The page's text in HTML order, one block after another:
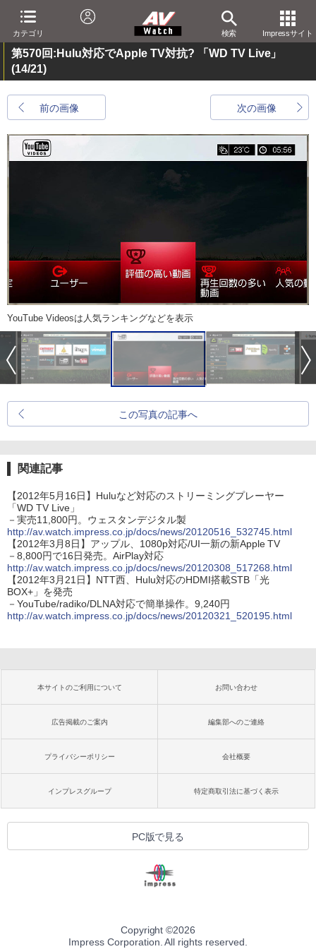
カテゴリ 検索 Impressサイト
第570回:Hulu対応でApple TV対抗? 「WD TV Live」
(14/21)
前の画像 次の画像
YouTube Videosは人気ランキングなどを表示
この写真の記事へ
関連記事
【2012年5月16日】Huluなど対応のストリーミングプレーヤー
「WD TV Live」
－実売11,800円。ウェスタンデジタル製
http://av.watch.impress.co.jp/docs/news/20120516_532745.html
【2012年3月8日】アップル、1080p対応/UI一新の新Apple TV
－8,800円で16日発売。AirPlay対応
http://av.watch.impress.co.jp/docs/news/20120308_517268.html
【2012年3月21日】NTT西、Hulu対応のHDMI搭載STB「光
BOX+」を発売
－YouTube/radiko/DLNA対応で簡単操作。9,240円
http://av.watch.impress.co.jp/docs/news/20120321_520195.html
本サイトのご利用について お問い合わせ
広告掲載のご案内 編集部へのご連絡
プライバシーポリシー 会社概要
インプレスグループ 特定商取引法に基づく表示
PC版で見る
Copyright ©2026
Impress Corporation. All rights reserved.